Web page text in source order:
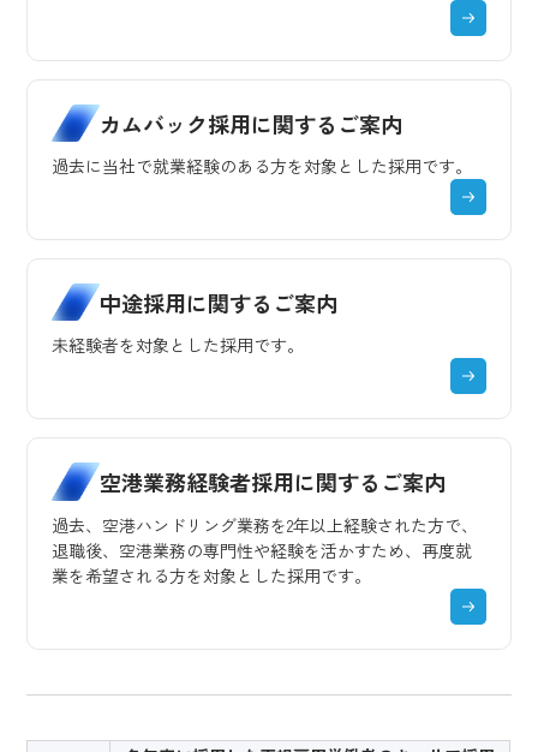
カムバック採用に関するご案内
過去に当社で就業経験のある方を対象とした採用です。
中途採用に関するご案内
未経験者を対象とした採用です。
空港業務経験者採用に関するご案内
過去、空港ハンドリング業務を2年以上経験された方で、
退職後、空港業務の専門性や経験を活かすため、再度就
業を希望される方を対象とした採用です。